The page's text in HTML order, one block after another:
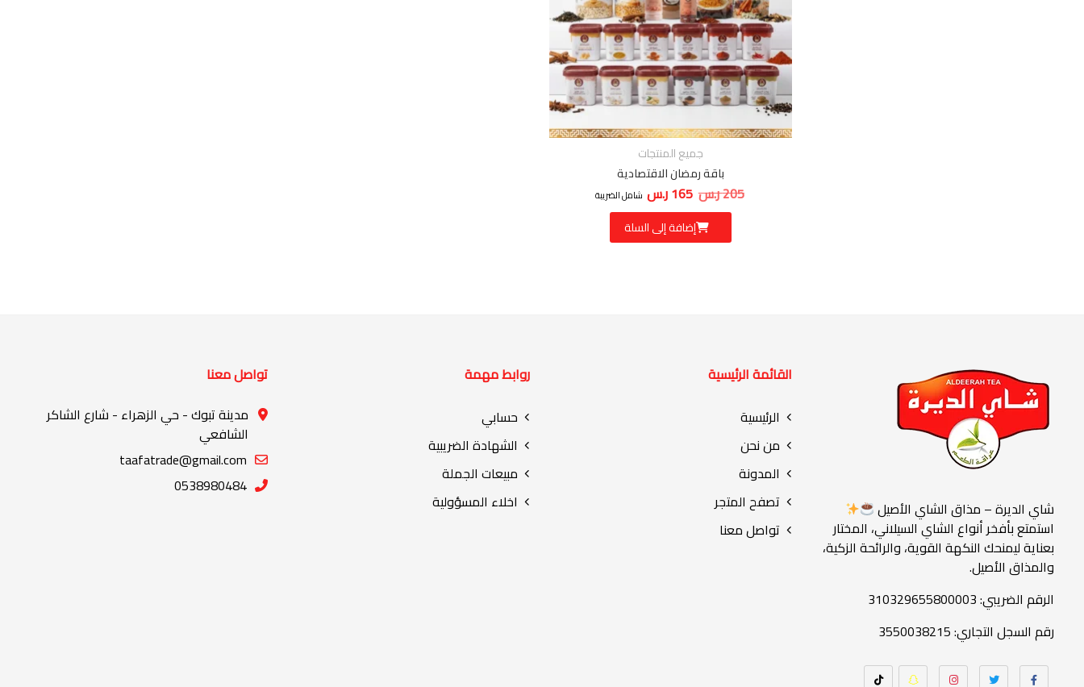
جميع المنتجات
باقة رمضان الاقتصادية
205ر.س السعر الأصلي هو: 205 ر.س.
165ر.س السعر الحالي هو: 165 ر.س.
شامل الضريبة
إضافة إلى السلة
شاي الديرة – مذاق الشاي الأصيل
استمتع بأفخر أنواع الشاي السيلاني، المختار
بعناية ليمنحك النكهة القوية، والرائحة الزكية،
والمذاق الأصيل.
الرقم الضريبي: 310329655800003
رقم السجل التجاري: 3550038215
القائمة الرئيسية
الرئيسية
من نحن
المدونة
تصفح المتجر
تواصل معنا
روابط مهمة
حسابي
الشهادة الضريبية
مبيعات الجملة
اخلاء المسؤولية
تواصل معنا
مدينة تبوك - حي الزهراء - شارع الشاكر
الشافعي
taafatrade@gmail.com
0538980484